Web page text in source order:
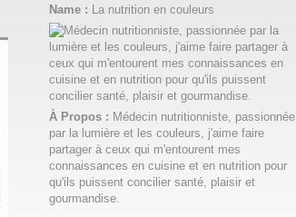
Name : La nutrition en couleurs
À Propos : Médecin nutritionniste, passionnée
par la lumière et les couleurs, j'aime faire
partager à ceux qui m'entourent mes
connaissances en cuisine et en nutrition pour
qu'ils puissent concilier santé, plaisir et
gourmandise.